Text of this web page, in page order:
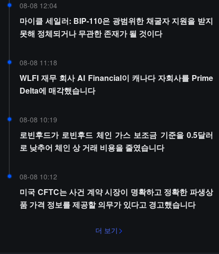
08-08 12:04
마이클 세일러: BIP-110은 광범위한 채굴자 지원을 받지
못해 정체되거나 무관한 존재가 될 것이다
08-08 11:18
WLFI 재무 회사 AI Financial이 캐나다 자회사를 Prime
Delta에 매각했습니다
08-08 10:19
로빈후드가 로빈후드 체인 가스 보조금 기준을 0.5달러
로 낮추어 체인 상 거래 비용을 줄였습니다
08-08 10:12
미국 CFTC는 사건 계약 시장이 명확하고 정확한 파생상
품 가격 정보를 제공할 의무가 있다고 경고했습니다
더 보기